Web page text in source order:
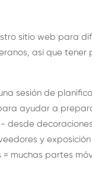
sitio web para
así que tener
sesión de
ayudar a
desde
y
muchas partes